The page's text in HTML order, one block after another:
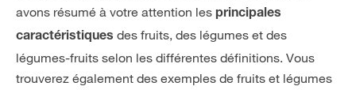
avons résumé à votre attention les principales
caractéristiques des fruits, des légumes et des
légumes-fruits selon les différentes définitions. Vous
trouverez également des exemples de fruits et légumes